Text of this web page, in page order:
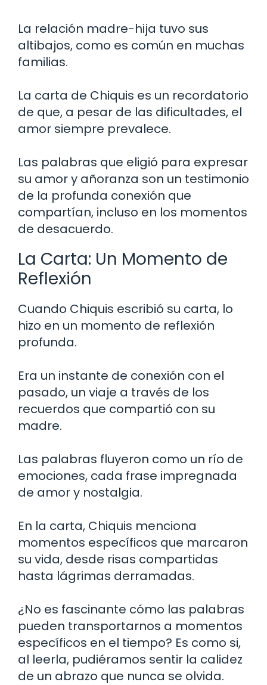
La relación madre-hija tuvo sus
altibajos, como es común en muchas
familias.
La carta de Chiquis es un recordatorio
de que, a pesar de las dificultades, el
amor siempre prevalece.
Las palabras que eligió para expresar
su amor y añoranza son un testimonio
de la profunda conexión que
compartían, incluso en los momentos
de desacuerdo.
La Carta: Un Momento de
Reflexión
Cuando Chiquis escribió su carta, lo
hizo en un momento de reflexión
profunda.
Era un instante de conexión con el
pasado, un viaje a través de los
recuerdos que compartió con su
madre.
Las palabras fluyeron como un río de
emociones, cada frase impregnada
de amor y nostalgia.
En la carta, Chiquis menciona
momentos específicos que marcaron
su vida, desde risas compartidas
hasta lágrimas derramadas.
¿No es fascinante cómo las palabras
pueden transportarnos a momentos
específicos en el tiempo? Es como si,
al leerla, pudiéramos sentir la calidez
de un abrazo que nunca se olvida.